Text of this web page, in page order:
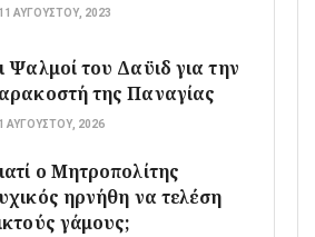
11 ΑΥΓΟΎΣΤΟΥ, 2023
Ψαλμοί του Δαϋιδ για την
της Παναγίας
1 ΑΥΓΟΎΣΤΟΥ, 2026
ο Μητροπολίτης
ηρνήθη να τελέση
γάμους;